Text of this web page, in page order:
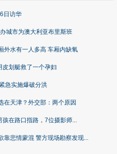
日访华
城市为澳大利亚布里斯班
外水有一人多高 车厢内缺氧
皮划艇救了一个孕妇
急实施爆破分洪
在天津？外交部：两个原因
在路口指路，7位摄影师...
靠悲情蒙混 警方现场勘察发现...